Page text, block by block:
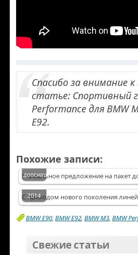
Спасибо за внимание
статье: Спортивный
Performance для BMW
E92.
Похожие записи:
на
пакет
дооснащения…
Уникальное предложение на пакет
цвет
для
новой
mazda3
2014
С приходом нового поколения
BMW E90, BMW E92, BMW M3, BMW
Свежие статьи